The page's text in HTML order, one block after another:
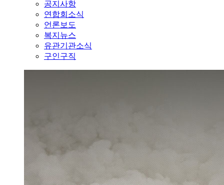
공지사항
연합회소식
언론보도
복지뉴스
유관기관소식
구인구직